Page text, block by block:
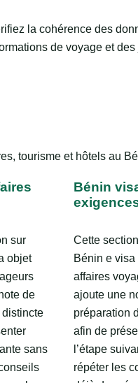
la cohérence des
de voyage et des
tourisme et hôtels au
sur
objet
de
sans
Bénin
Cette
Bénin e visa
affaires
ajoute une
préparation
afin de
l’étape
répéter les